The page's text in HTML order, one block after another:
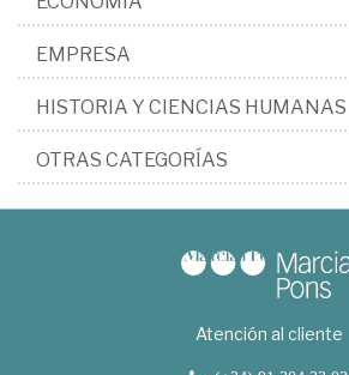
EMPRESA
HISTORIA Y CIENCIAS HUMANAS
OTRAS CATEGORÍAS
Atención al cliente